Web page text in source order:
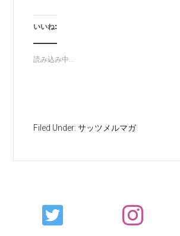
いいね:
読み込み中...
Filed Under:サッツメルマガ
Primary
Sidebar